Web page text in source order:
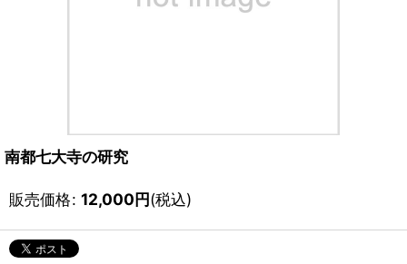
南都七大寺の研究
販売価格: 12,000円(税込)